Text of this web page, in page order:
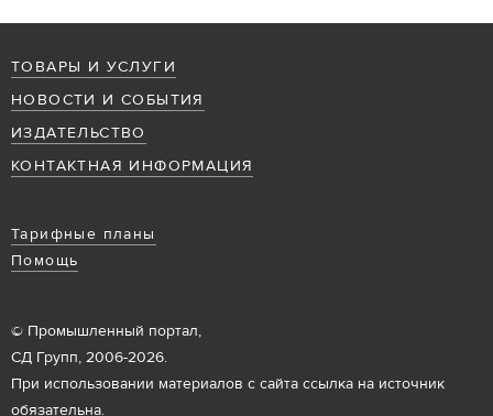
ТОВАРЫ И УСЛУГИ
НОВОСТИ И СОБЫТИЯ
ИЗДАТЕЛЬСТВО
КОНТАКТНАЯ ИНФОРМАЦИЯ
Тарифные планы
Помощь
© Промышленный портал,
СД Групп, 2006-2026.
При использовании материалов с сайта ссылка на источник
обязательна.